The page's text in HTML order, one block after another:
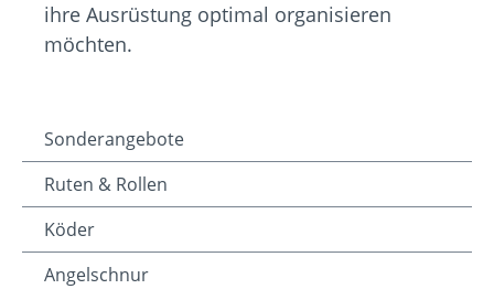
ihre Ausrüstung optimal organisieren
möchten.
Sonderangebote
Ruten & Rollen
Köder
Angelschnur